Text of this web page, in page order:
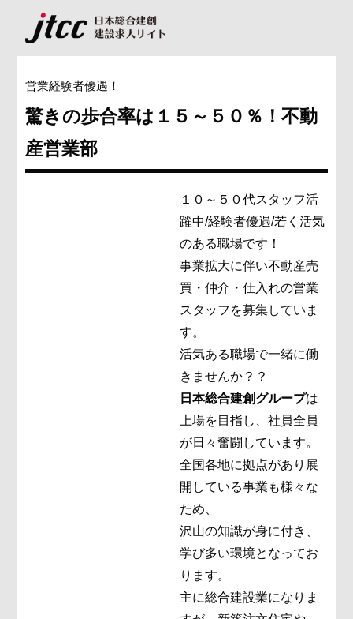
営業経験者優遇！
驚きの歩合率は１５～５０％！不動
産営業部
１０～５０代スタッフ活
躍中/経験者優遇/若く活気
のある職場です！
事業拡大に伴い不動産売
買・仲介・仕入れの営業
スタッフを募集していま
す。
活気ある職場で一緒に働
きませんか？？
日本総合建創グループは
上場を目指し、社員全員
が日々奮闘しています。
全国各地に拠点があり展
開している事業も様々な
ため、
沢山の知識が身に付き、
学び多い環境となってお
ります。
主に総合建設業になりま